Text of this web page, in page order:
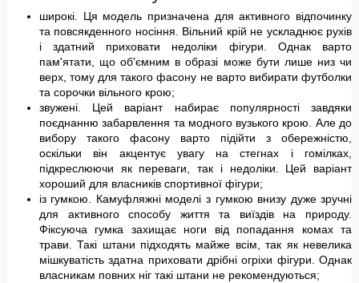
широкі. Ця модель призначена для активного відпочинку
та повсякденного носіння. Вільний крій не ускладнює рухів
і здатний приховати недоліки фігури. Однак варто
пам'ятати, що об'ємним в образі може бути лише низ чи
верх, тому для такого фасону не варто вибирати футболки
та сорочки вільного крою;
звужені. Цей варіант набирає популярності завдяки
поєднанню забарвлення та модного вузького крою. Але до
вибору такого фасону варто підійти з обережністю,
оскільки він акцентує увагу на стегнах і гомілках,
підкреслюючи як переваги, так і недоліки. Цей варіант
хороший для власників спортивної фігури;
із гумкою. Камуфляжні моделі з гумкою внизу дуже зручні
для активного способу життя та виїздів на природу.
Фіксуюча гумка захищає ноги від попадання комах та
трави. Такі штани підходять майже всім, так як невелика
мішкуватість здатна приховати дрібні огріхи фігури. Однак
власникам повних ніг такі штани не рекомендуються;